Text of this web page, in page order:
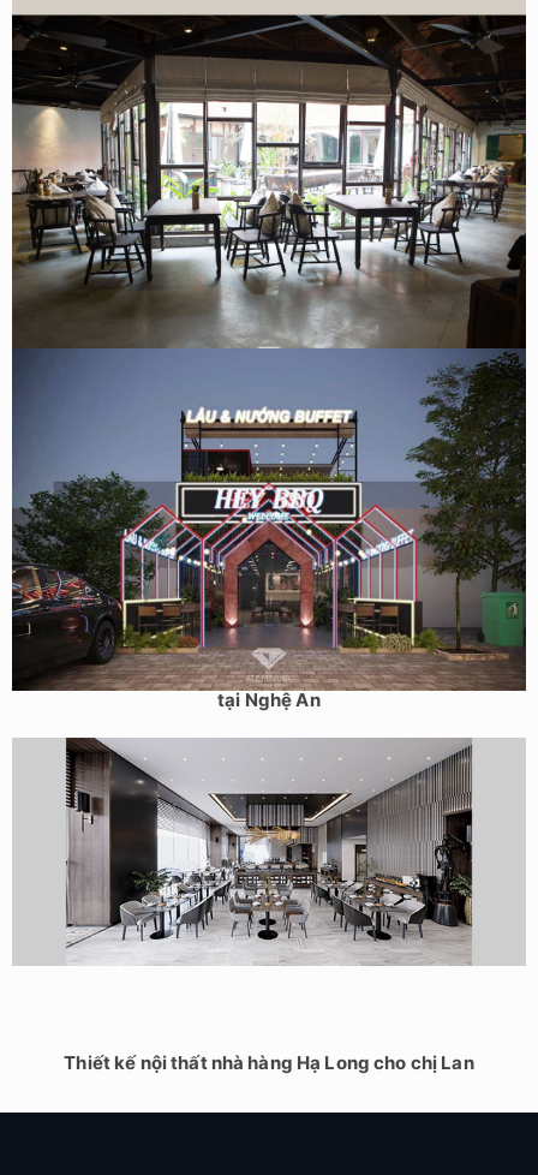
Thiết kế nội thất nhà hàng đồng quê tại Hải Phòng
Thiết Kế Nhà Hàng Lẩu & Nướng Buffet Hey BBQ 200m2
tại Nghệ An
Thiết kế nội thất nhà hàng Hạ Long cho chị Lan